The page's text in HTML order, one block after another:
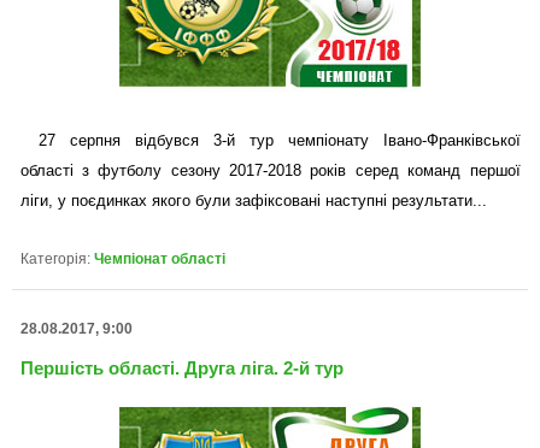
27 серпня відбувся 3-й тур чемпіонату Івано-Франківської
області з футболу сезону 2017-2018 років серед команд першої
ліги, у поєдинках якого були зафіксовані наступні результати...
Категорія: Чемпіонат області
28.08.2017, 9:00
Першість області. Друга ліга. 2-й тур